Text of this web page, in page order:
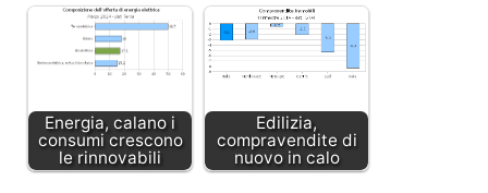
Energia, calano i
consumi crescono
le rinnovabili
Edilizia,
compravendite di
nuovo in calo